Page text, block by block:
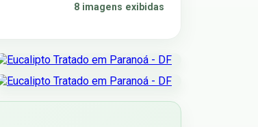
8 imagens exibidas